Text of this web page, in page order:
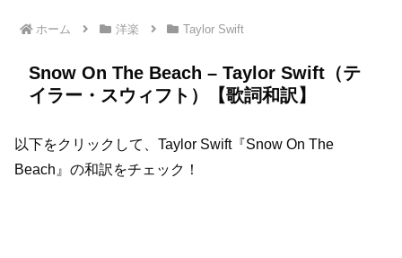
ホーム 洋楽 Taylor Swift
Snow On The Beach – Taylor Swift（テ
イラー・スウィフト）【歌詞和訳】
以下をクリックして、Taylor Swift『Snow On The
Beach』の和訳をチェック！